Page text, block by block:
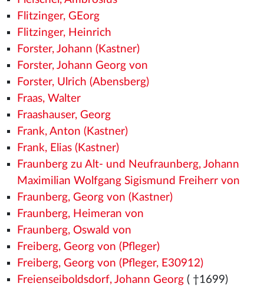
Flitzinger, GEorg
Flitzinger, Heinrich
Forster, Johann (Kastner)
Forster, Johann Georg von
Forster, Ulrich (Abensberg)
Fraas, Walter
Fraashauser, Georg
Frank, Anton (Kastner)
Frank, Elias (Kastner)
Fraunberg zu Alt- und Neufraunberg, Johann
Maximilian Wolfgang Sigismund Freiherr von
Fraunberg, Georg von (Kastner)
Fraunberg, Heimeran von
Fraunberg, Oswald von
Freiberg, Georg von (Pfleger)
Freiberg, Georg von (Pfleger, E30912)
Freienseiboldsdorf, Johann Georg( †1699)